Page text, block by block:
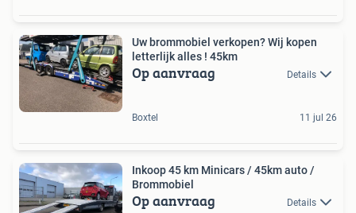
Uw brommobiel verkopen? Wij kopen
letterlijk alles ! 45km
Op aanvraag Details
Boxtel 11 jul 26
Inkoop 45 km Minicars / 45km auto /
Brommobiel
Op aanvraag Details